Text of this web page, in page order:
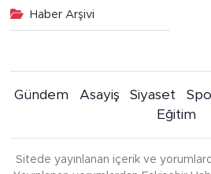
Haber Arşivi
Gündem Asayiş Siyaset
Eğitim
Sitede yayınlanan içerik ve